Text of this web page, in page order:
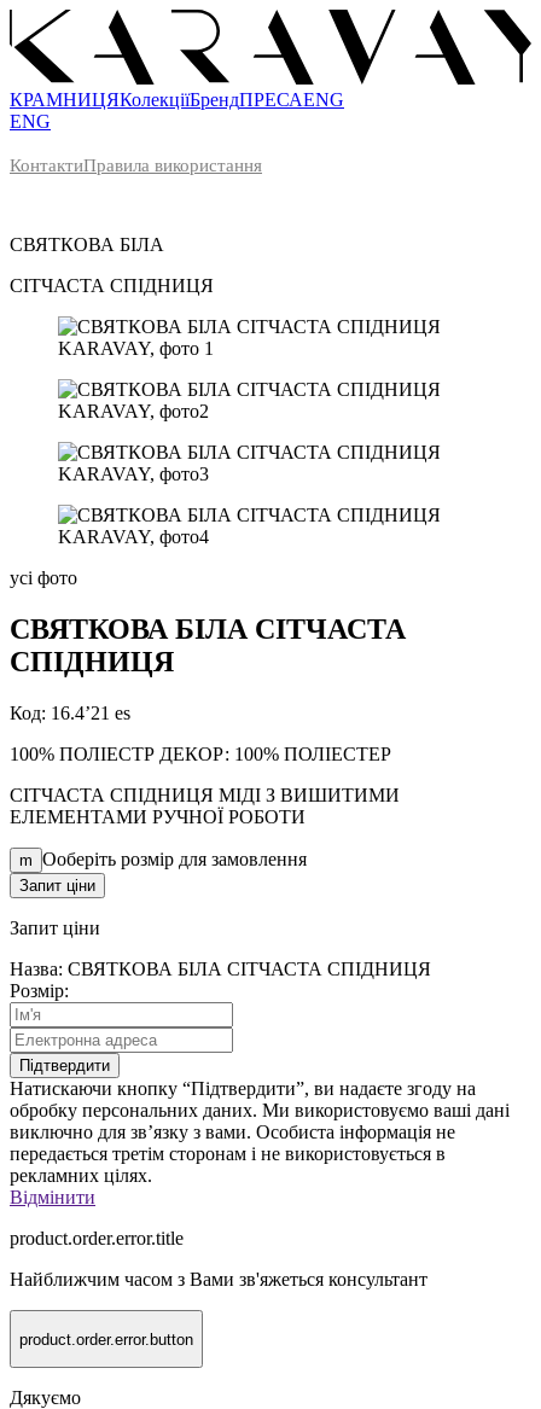
КРАМНИЦЯКолекціїБрендПРЕСАENG
ENG
КонтактиПравила використання
СВЯТКОВА БІЛА
СІТЧАСТА СПІДНИЦЯ
усі фото
СВЯТКОВАБІЛА СІТЧАСТА
СПІДНИЦЯ
Код: 16.4’21 es
100% ПОЛІЕСТР ДЕКОР: 100% ПОЛІЕСТЕР
СІТЧАСТА СПІДНИЦЯ МІДІ З ВИШИТИМИ
ЕЛЕМЕНТАМИ РУЧНОЇ РОБОТИ
m Ооберіть розмір для замовлення
Запит ціни
Запит ціни
Назва: СВЯТКОВА БІЛА СІТЧАСТА СПІДНИЦЯ
Розмір:
Підтвердити
Натискаючи кнопку “Підтвердити”, ви надаєте згоду на
обробку персональних даних. Ми використовуємо ваші дані
виключно для зв’язку з вами. Особиста інформація не
передається третім сторонам і не використовується в
рекламних цілях.
Відмінити
product.order.error.title
Найближчим часом з Вами зв'яжеться консультант
product.order.error.button
Дякуємо